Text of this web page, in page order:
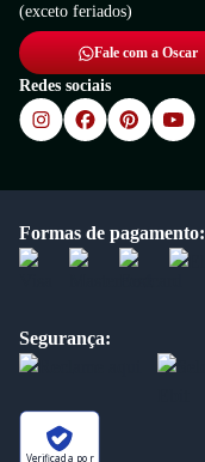
(exceto feriados)
Fale com a Oscar
Redes sociais
Formas de pagamento:
Segurança:
Verificada por